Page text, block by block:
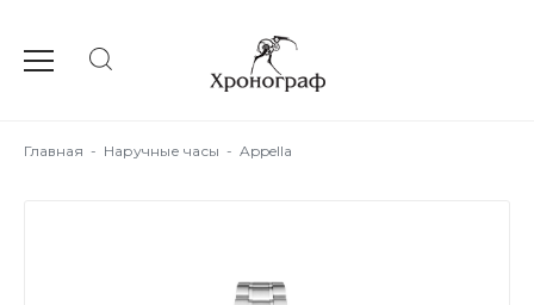
Главная - Наручные часы - Appella